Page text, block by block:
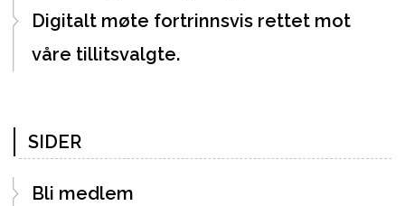
Digitalt møte fortrinnsvis rettet mot
våre tillitsvalgte.
SIDER
Bli medlem